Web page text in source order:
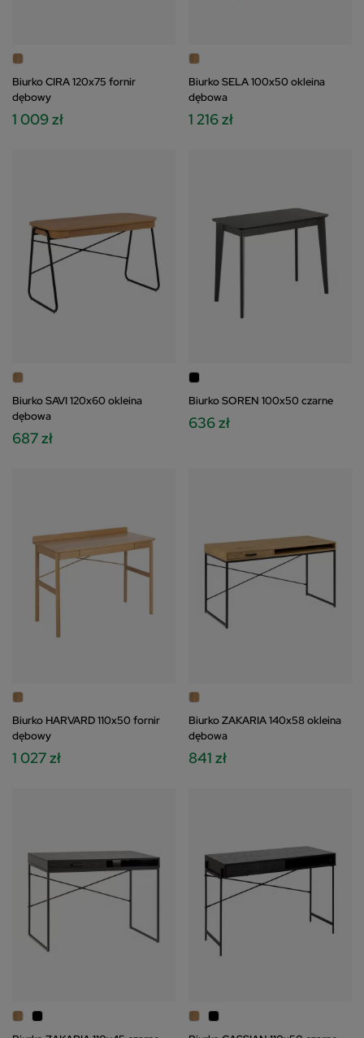
Biurko CIRA 120x75 fornir
dębowy
1 009 zł
Biurko SELA 100x50 okleina
dębowa
1 216 zł
Biurko SAVI 120x60 okleina
dębowa
687 zł
Biurko SOREN 100x50 czarne
636 zł
Biurko HARVARD 110x50 fornir
dębowy
1 027 zł
Biurko ZAKARIA 140x58 okleina
dębowa
841 zł